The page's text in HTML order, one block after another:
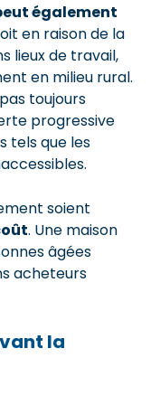
également
en raison de la
lieux de travail,
en milieu rural.
toujours
progressive
tels que les
soient
. Une maison
âgées
acheteurs
la